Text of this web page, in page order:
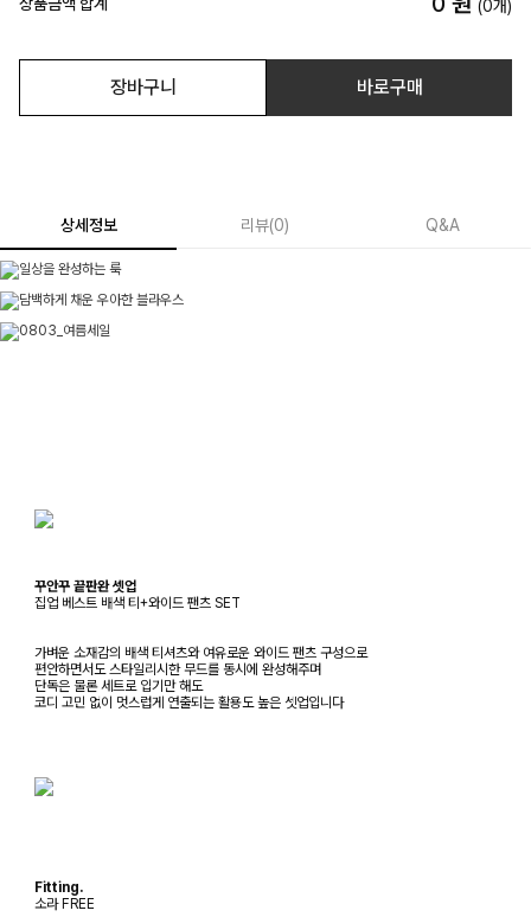
(0개)
장바구니 바로구매
상세정보 리뷰(0) Q&A
꾸안꾸 끝판완 셋업
집업 베스트 배색 티+와이드 팬츠 SET
가벼운 소재감의 배색 티셔츠와 여유로운 와이드 팬츠 구성으로
편안하면서도 스타일리시한 무드를 동시에 완성해주며
단독은 물론 세트로 입기만 해도
코디 고민 없이 멋스럽게 연출되는 활용도 높은 셋업입니다
Fitting.
소라 FREE